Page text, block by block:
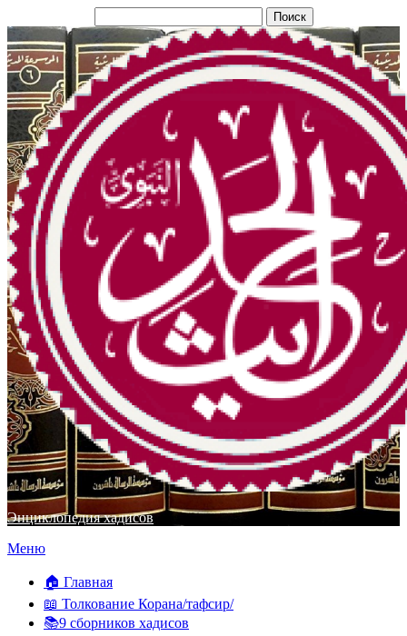
Энциклопедия хадисов
Перейти
содержимому
Меню
🏠 Главная
📖 Толкование Корана/тафсир/
📚9 сборников хадисов